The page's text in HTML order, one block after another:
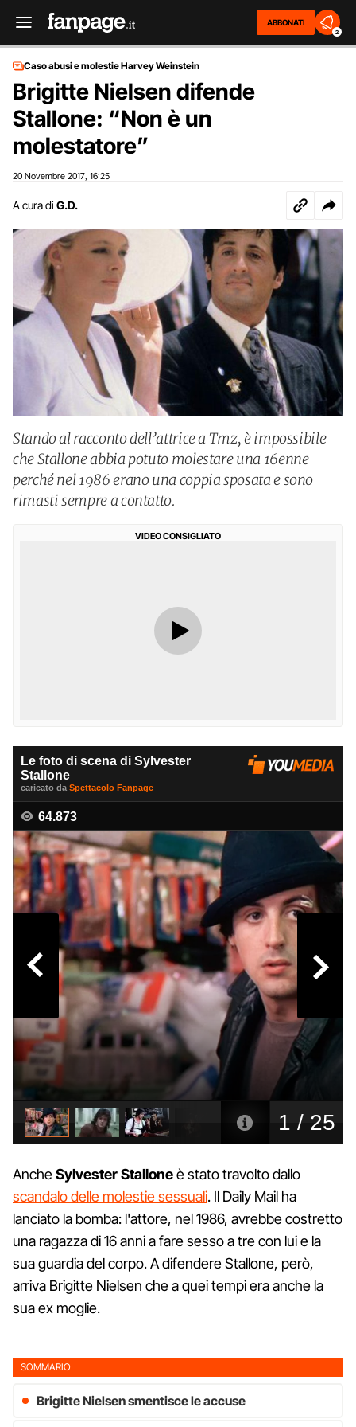
ABBONATI
2
Caso abusi e molestie Harvey Weinstein
Brigitte Nielsen difende
Stallone: “Non è un
molestatore”
20 Novembre 2017 16:25
A cura di G.D.
Stando al racconto dell’attrice a Tmz, è impossibile
che Stallone abbia potuto molestare una 16enne
perché nel 1986 erano una coppia sposata e sono
rimasti sempre a contatto.
VIDEO CONSIGLIATO
AncheSylvesterStalloneè stato travolto dallo
scandalo delle molestie sessuali. Il Daily Mail ha
lanciato la bomba: l'attore, nel 1986, avrebbe costretto
una ragazza di 16 anni a fare sesso a tre con lui e la
sua guardia del corpo. A difendere Stallone, però,
arriva Brigitte Nielsen che a quei tempi era anche la
sua ex moglie.
SOMMARIO
Brigitte Nielsen smentisce le accuse